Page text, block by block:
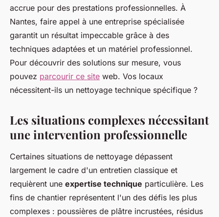
accrue pour des prestations professionnelles. À
Nantes, faire appel à une entreprise spécialisée
garantit un résultat impeccable grâce à des
techniques adaptées et un matériel professionnel.
Pour découvrir des solutions sur mesure, vous
pouvez parcourir ce site web. Vos locaux
nécessitent-ils un nettoyage technique spécifique ?
Les situations complexes nécessitant
une intervention professionnelle
Certaines situations de nettoyage dépassent
largement le cadre d'un entretien classique et
requièrent une expertise technique particulière. Les
fins de chantier représentent l'un des défis les plus
complexes : poussières de plâtre incrustées, résidus